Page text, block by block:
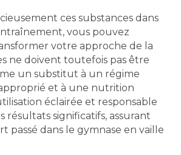
ces substances dans
vous pouvez
votre approche de la
ne doivent toutefois pas être
un substitut à un régime
et à une nutrition
éclairée et responsable
résultats significatifs, assurant
passé dans le gymnase en vaille